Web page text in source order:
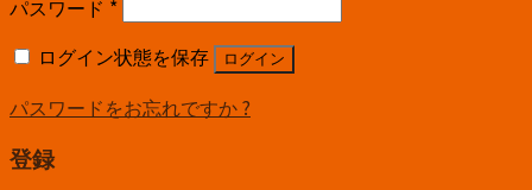
パスワード *
ログイン状態を保存
ログイン
パスワードをお忘れですか ?
登録